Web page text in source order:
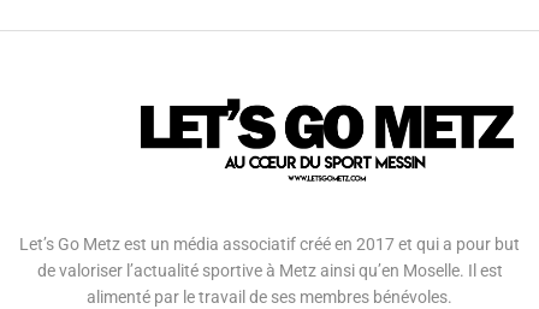
Let’s Go Metz est un média associatif créé en 2017 et qui a pour but
de valoriser l’actualité sportive à Metz ainsi qu’en Moselle. Il est
alimenté par le travail de ses membres bénévoles.